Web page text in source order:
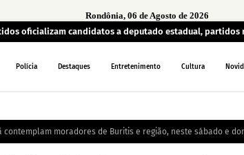
Rondônia, 06 de Agosto de 2026
oficializam candidatos a deputado estadual, partidos
Polícia Destaques Entretenimento Cultura
contemplam moradores de Buritis e região, neste sábado e